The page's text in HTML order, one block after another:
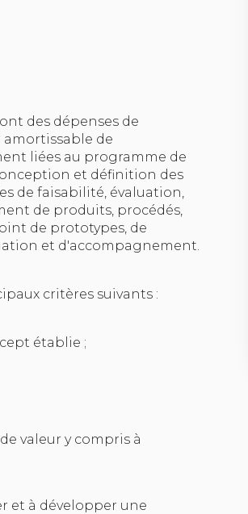
des dépenses de
de
liées au programme de
et définition des
de faisabilité, évaluation,
de produits, procédés,
de prototypes, de
et d'accompagnement.
critères suivants :
établie ;
valeur y compris à
et à développer une